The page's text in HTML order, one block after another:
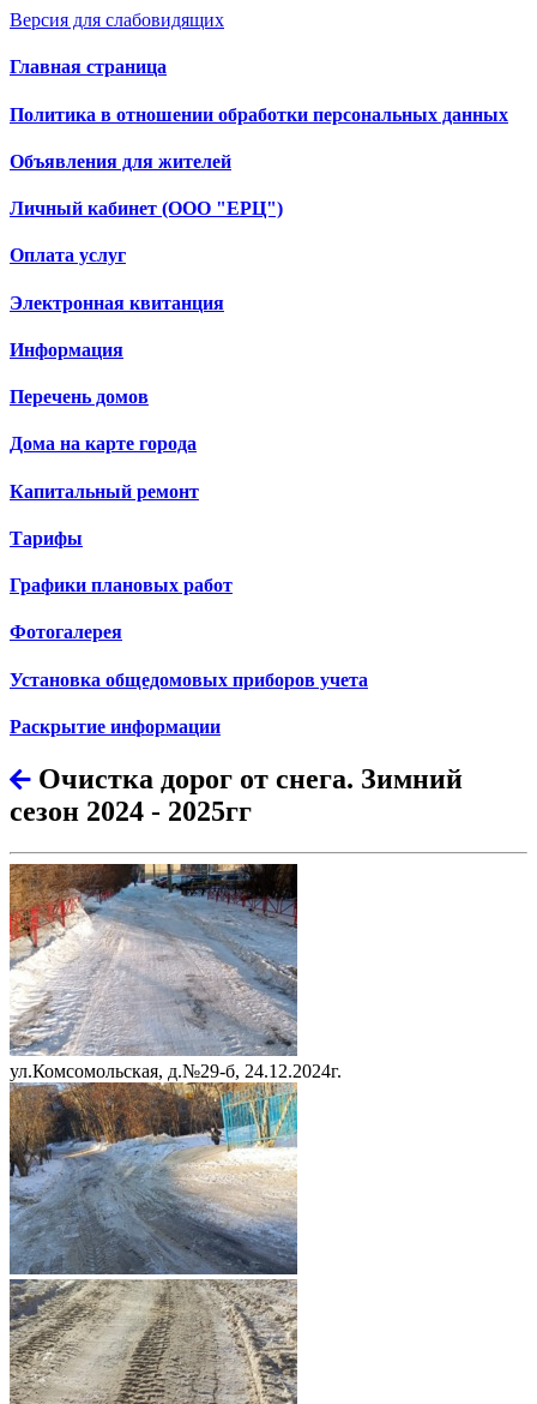
Версия для слабовидящих
Главная страница
Политика в отношении обработки персональных данных
Объявления для жителей
Личный кабинет (ООО "ЕРЦ")
Оплата услуг
Электронная квитанция
Информация
Перечень домов
Дома на карте города
Капитальный ремонт
Тарифы
Графики плановых работ
Фотогалерея
Установка общедомовых приборов учета
Раскрытие информации
Очистка дорог от снега. Зимний
сезон 2024 - 2025гг
ул.Комсомольская, д.№29-б, 24.12.2024г.